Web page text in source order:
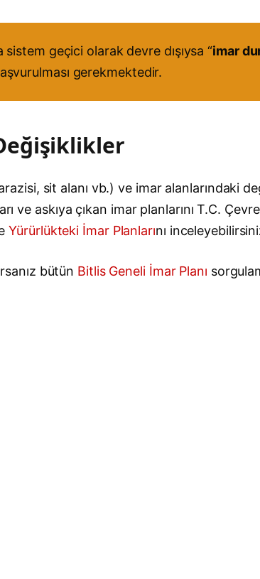
geçici olarak devre dışıysa “imar
gerekmektedir.
sit alanı vb.) ve imar alanlarındaki
askıya çıkan imar planlarını T.C.
Yürürlükteki İmar Planlarını
bütün Bitlis Geneli İmar Planı